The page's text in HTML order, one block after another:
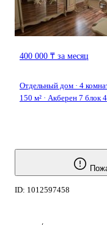
400 000 ₸ за месяц
Отдельный дом · 4
150 м² · Акберен 7 блок 4
ID: 1012597458